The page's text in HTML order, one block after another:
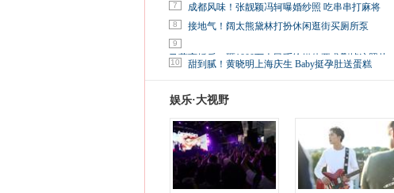
7 成都风味！张靓颖冯轲曝婚纱照 吃串串打麻将
8 接地气！阔太熊黛林打扮休闲逛街买厕所泵
9
马蓉离婚后，砸1000万人民币给媒体要求删掉这照片
10 甜到腻！黄晓明上海庆生 Baby挺孕肚送蛋糕
娱乐·大视野